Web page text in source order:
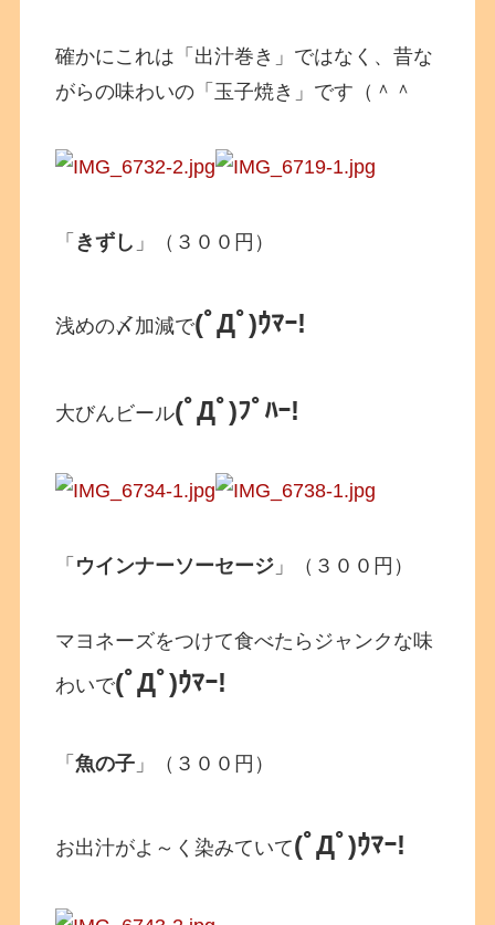
確かにこれは「出汁巻き」ではなく、昔な
がらの味わいの「玉子焼き」です（＾＾
「 きずし 」（３００円）
浅めの〆加減で(ﾟДﾟ)ｳﾏｰ!
大びんビール(ﾟДﾟ)ﾌﾟﾊｰ!
「 ウインナーソーセージ 」（３００円）
マヨネーズをつけて食べたらジャンクな味
わいで(ﾟДﾟ)ｳﾏｰ!
「魚の子 」（３００円）
お出汁がよ～く染みていて(ﾟДﾟ)ｳﾏｰ!